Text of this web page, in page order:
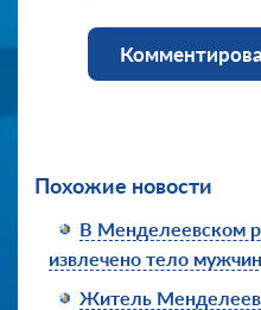
Похожие новости
В Менделеевском
извлечено тело
Житель